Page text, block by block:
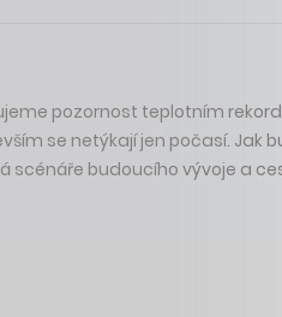
pozornost teplotním
se netýkají jen počasí. Jak
scénáře budoucího vývoje a